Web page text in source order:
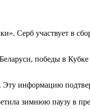
Серб участвует в
победы в
информацию
зимнюю паузу в